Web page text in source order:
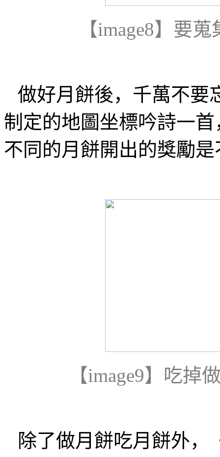
【image8】要蒐
做好月餅後，千萬不要
制定的地圖坐標吟詩一
不同的月餅開出的獎勵
【image9】吃掉
除了做月餅吃月餅外，